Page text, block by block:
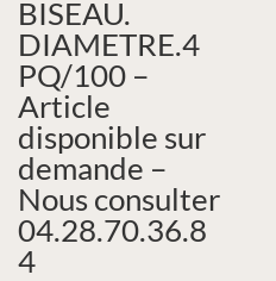
BISEAU.
DIAMETRE.4
PQ/100 –
Article
disponible sur
demande –
Nous consulter
04.28.70.36.8
4